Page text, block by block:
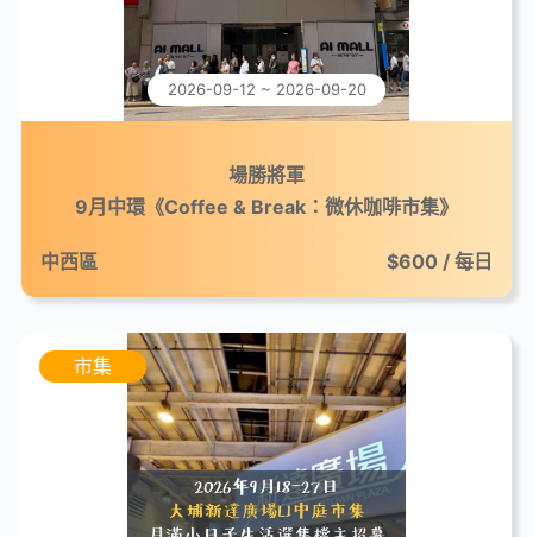
2026-09-12 ~ 2026-09-20
場勝將軍
9月中環《Coffee & Break：微休咖啡市集》
中西區 $600 / 每日
市集